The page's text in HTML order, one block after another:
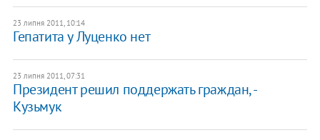
23 липня 2011, 10:14
Гепатита у Луценко нет
23 липня 2011, 07:31
Президент решил поддержать граждан, -
Кузьмук